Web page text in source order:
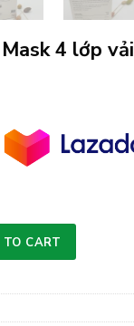
4 lớp
lớp vải (Xám)
CART